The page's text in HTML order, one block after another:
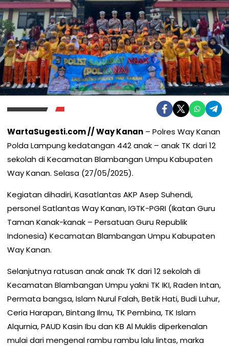
WartaSugesti.com // Way Kanan – Polres Way Kanan
Polda Lampung kedatangan 442 anak – anak TK dari 12
sekolah di Kecamatan Blambangan Umpu Kabupaten
Way Kanan. Selasa (27/05/2025).
Kegiatan dihadiri, Kasatlantas AKP Asep Suhendi,
personel Satlantas Way Kanan, IGTK-PGRI (Ikatan Guru
Taman Kanak-kanak – Persatuan Guru Republik
Indonesia) Kecamatan Blambangan Umpu Kabupaten
Way Kanan.
Selanjutnya ratusan anak anak TK dari 12 sekolah di
Kecamatan Blambangan Umpu yakni TK IKI, Raden Intan,
Permata bangsa, Islam Nurul Falah, Betik Hati, Budi Luhur,
Ceria Harapan, Bintang Ilmu, TK Pembina, TK Islam
Alqurnia, PAUD Kasin Ibu dan KB Al Muklis diperkenalan
mulai dari mengenal rambu rambu lalu lintas, marka